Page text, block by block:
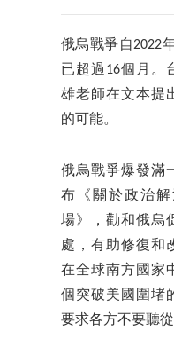
俄烏戰爭自2022
已超過16個月。
雄老師在文本提
的可能。
俄烏戰爭爆發滿
布《關於政治
場》，勸和俄烏
處，有助修復和
在全球南方國家
個突破美國圍堵
要求各方不要聽從